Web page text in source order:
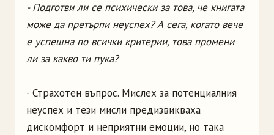
- Подготви ли се психически за това, че книгата
може да претърпи неуспех? А сега, когато вече
е успешна по всички критерии, това промени
ли за какво ти пука?
- Страхотен въпрос. Мислех за потенциалния
неуспех и тези мисли предизвикваха
дискомфорт и неприятни емоции, но така